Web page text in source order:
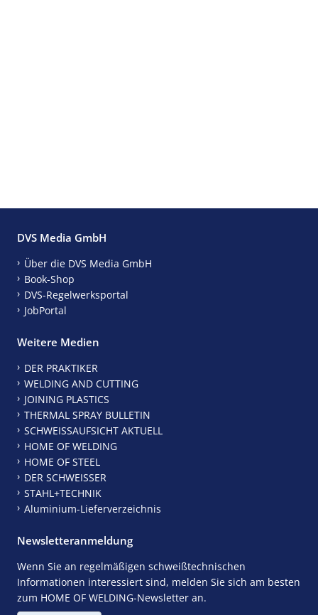
DVS Media GmbH
Über die DVS Media GmbH
Book-Shop
DVS-Regelwerksportal
JobPortal
Weitere Medien
DER PRAKTIKER
WELDING AND CUTTING
JOINING PLASTICS
THERMAL SPRAY BULLETIN
SCHWEISSAUFSICHT AKTUELL
HOME OF WELDING
HOME OF STEEL
DER SCHWEISSER
STAHL+TECHNIK
Aluminium-Lieferverzeichnis
Newsletteranmeldung
Wenn Sie an regelmäßigen schweißtechnischen
Informationen interessiert sind, melden Sie sich am besten
zum HOME OF WELDING-Newsletter an.